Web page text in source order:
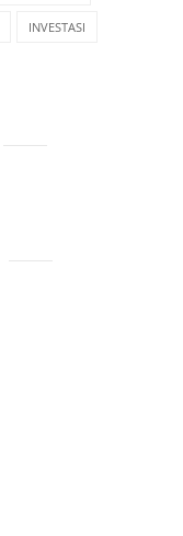
INVESTASI